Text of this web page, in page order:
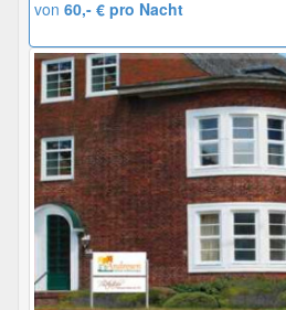
von 60,- € pro Nacht